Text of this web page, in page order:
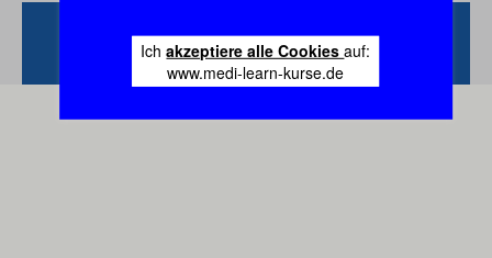
Ichakzeptiere alle Cookiesauf:
www.medi-learn-kurse.de
Zurück
Vertrag
widerrufen